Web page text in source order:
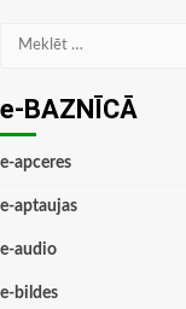
Meklēt:
e-BAZNĪCĀ
e-apceres
e-aptaujas
e-audio
e-bildes